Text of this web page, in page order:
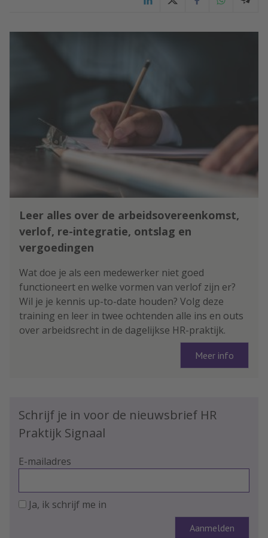
Leer alles over de arbeidsovereenkomst,
verlof, re-integratie, ontslag en
vergoedingen
Wat doe je als een medewerker niet goed
functioneert en welke vormen van verlof zijn er?
Wil je je kennis up-to-date houden? Volg deze
training en leer in twee ochtenden alle ins en outs
over arbeidsrecht in de dagelijkse HR-praktijk.
Meer info
Schrijf je in voor de nieuwsbrief HR
Praktijk Signaal
E-mailadres
Ja, ik schrijf me in